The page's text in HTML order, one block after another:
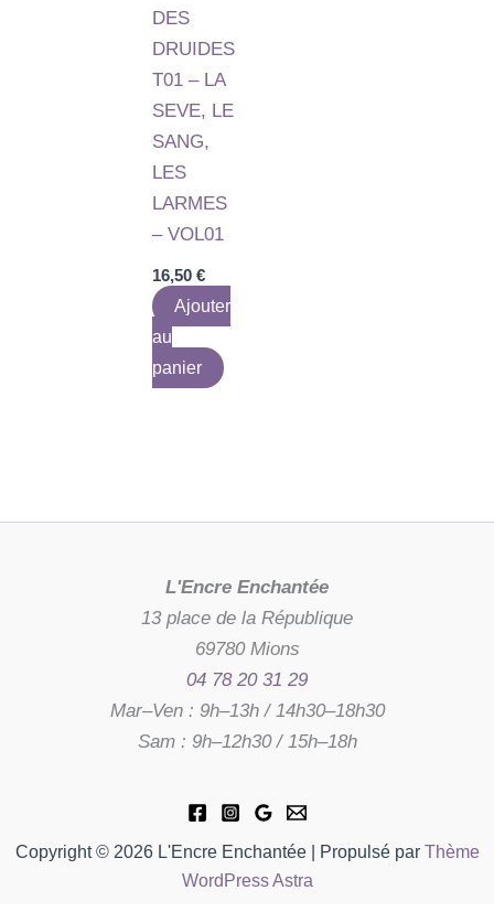
DES
DRUIDES
T01 – LA
SEVE, LE
SANG,
LES
LARMES
– VOL01
16,50€
Ajouter
au
panier
L'Encre Enchantée
13 place de la République
69780 Mions
04 78 20 31 29
Mar–Ven : 9h–13h / 14h30–18h30
Sam : 9h–12h30 / 15h–18h
Copyright © 2026 L'Encre Enchantée | Propulsé par Thème
WordPress Astra